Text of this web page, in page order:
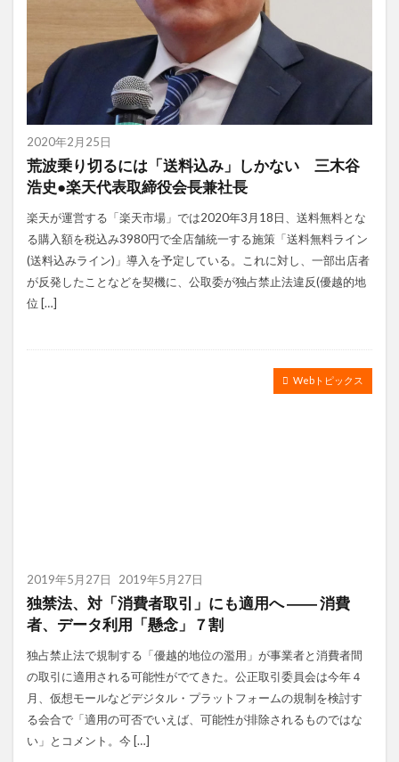
2020年2月25日
荒波乗り切るには「送料込み」しかない 三木谷
浩史●楽天代表取締役会長兼社長
楽天が運営する「楽天市場」では2020年3月18日、送料無料とな
る購入額を税込み3980円で全店舗統一する施策「送料無料ライン
(送料込みライン)」導入を予定している。これに対し、一部出店者
が反発したことなどを契機に、公取委が独占禁止法違反(優越的地
位 […]
Webトピックス
2019年5月27日 2019年5月27日
独禁法、対「消費者取引」にも適用へ ―― 消費
者、データ利用「懸念」７割
独占禁止法で規制する「優越的地位の濫用」が事業者と消費者間
の取引に適用される可能性がでてきた。公正取引委員会は今年４
月、仮想モールなどデジタル・プラットフォームの規制を検討す
る会合で「適用の可否でいえば、可能性が排除されるものではな
い」とコメント。今 […]